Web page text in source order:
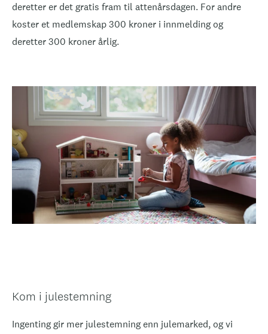
deretter er det gratis fram til attenårsdagen. For andre
koster et medlemskap 300 kroner i innmelding og
deretter 300 kroner årlig.
Kom i julestemning
Ingenting gir mer julestemning enn julemarked, og vi